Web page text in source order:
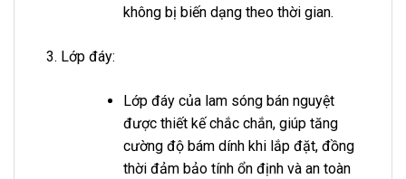
không bị biến dạng theo thời gian.
Lớp đáy:
Lớp đáy của lam sóng bán nguyệt
được thiết kế chắc chắn, giúp tăng
cường độ bám dính khi lắp đặt, đồng
thời đảm bảo tính ổn định và an toàn